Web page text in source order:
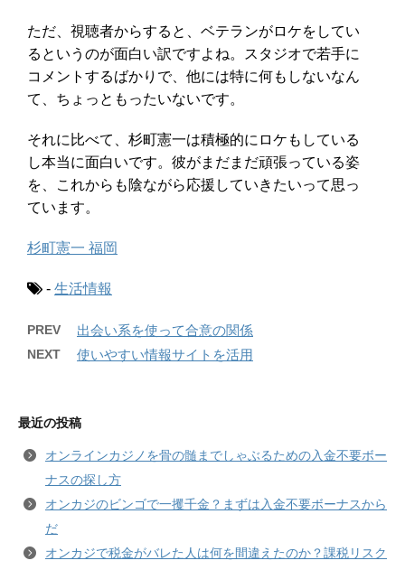
ただ、視聴者からすると、ベテランがロケをしてい
るというのが面白い訳ですよね。スタジオで若手に
コメントするばかりで、他には特に何もしないなん
て、ちょっともったいないです。
それに比べて、杉町憲一は積極的にロケもしている
し本当に面白いです。彼がまだまだ頑張っている姿
を、これからも陰ながら応援していきたいって思っ
ています。
杉町憲一 福岡
- 生活情報
PREV 出会い系を使って合意の関係
NEXT 使いやすい情報サイトを活用
最近の投稿
オンラインカジノを骨の髄までしゃぶるための入金不要ボー
ナスの探し方
オンカジのビンゴで一攫千金？まずは入金不要ボーナスから
だ
オンカジで税金がバレた人は何を間違えたのか？課税リスク